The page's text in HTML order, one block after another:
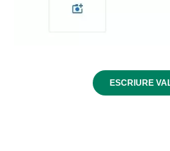
ESCRIURE